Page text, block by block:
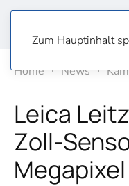
Zum Hauptinhalt
Home
News
Leica
Zoll-
Megapixel